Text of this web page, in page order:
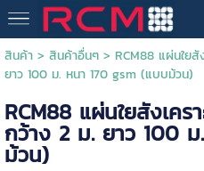
สินค้า> สินค้าอื่นๆ> RCM88 แผ่นใยสั
ยาว 100 ม. หนา 170 gsm (แบบม้วน)
RCM88 แผ่นใยสังเค
กว้าง 2 ม. ยาว 100
ม้วน)